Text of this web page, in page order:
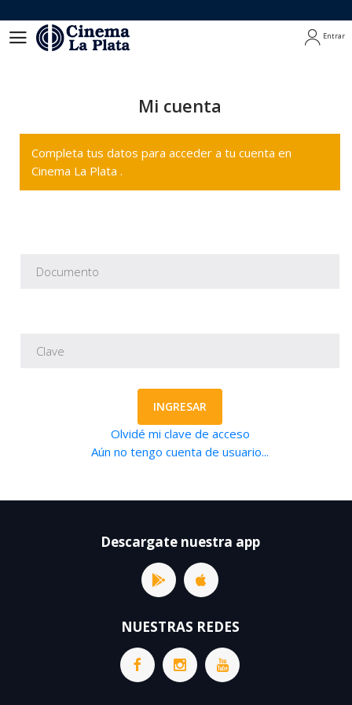
Entrar
Mi cuenta
Completa tus datos para acceder a tu cuenta en
Cinema La Plata .
INGRESAR
Olvidé mi clave de acceso
Aún no tengo cuenta de usuario...
Descargate nuestra app
NUESTRAS REDES